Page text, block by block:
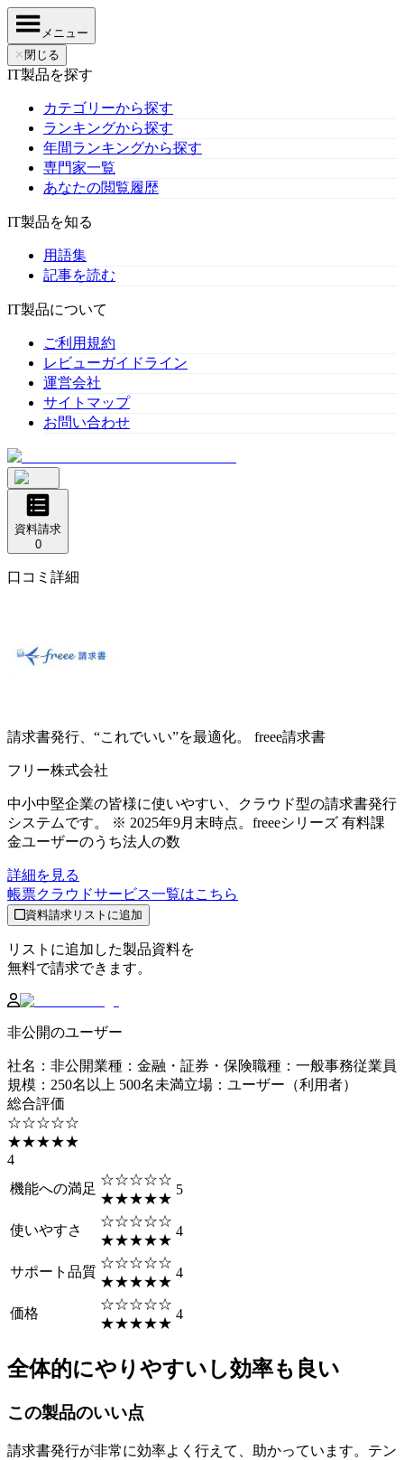
メニュー
✕ 閉じる
IT製品を探す
カテゴリーから探す
ランキングから探す
年間ランキングから探す
専門家一覧
あなたの閲覧履歴
IT製品を知る
用語集
記事を読む
IT製品について
ご利用規約
レビューガイドライン
運営会社
サイトマップ
お問い合わせ
資料請求
0
口コミ詳細
請求書発行、“これでいい”を最適化。 freee請求書
フリー株式会社
中小中堅企業の皆様に使いやすい、クラウド型の請求書発行
システムです。 ※ 2025年9月末時点。freeeシリーズ 有料課
金ユーザーのうち法人の数
詳細を見る
帳票クラウドサービス一覧はこちら
資料請求リストに追加
リストに追加した製品資料を
無料で請求できます。
非公開のユーザー
社名 ： 非公開業種 ： 金融・証券・保険職種 ： 一般事務従業員
規模 ： 250名以上 500名未満立場 ： ユーザー（利用者）
総合評価
☆☆☆☆☆
★★★★★
4
機能への満足
☆☆☆☆☆
★★★★★
5
使いやすさ
☆☆☆☆☆
★★★★★
4
サポート品質
☆☆☆☆☆
★★★★★
4
価格
☆☆☆☆☆
★★★★★
4
全体的にやりやすいし効率も良い
この製品のいい点
請求書発行が非常に効率よく行えて、助かっています。テン